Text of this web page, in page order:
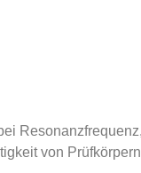
von